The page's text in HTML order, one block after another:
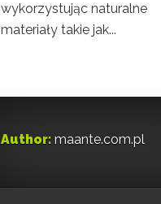
wykorzystując naturalne
materiały takie jak...
Author: maante.com.pl